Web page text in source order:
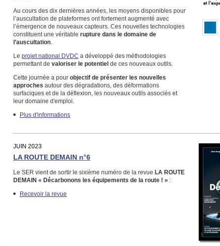
Au cours des dix dernières années, les moyens disponibles pour
l’auscultation de plateformes ont fortement augmenté avec
l’émergence de nouveaux capteurs. Ces nouvelles technologies
constituent une véritable rupture dans le domaine de
l’auscultation.
Le projet national DVDC a développé des méthodologies
permettant de valoriser le potentiel de ces nouveaux outils.
Cette journée a pour objectif de présenter les nouvelles
approches autour des dégradations, des déformations
surfaciques et de la déflexion, les nouveaux outils associés et
leur domaine d'emploi.
Plus d'informations
JUIN 2023
LA ROUTE DEMAIN n°6
Le SER vient de sortir le sixième numéro de la revue LA ROUTE
DEMAIN « Décarbonons les équipements de la route ! » :
Recevoir la revue